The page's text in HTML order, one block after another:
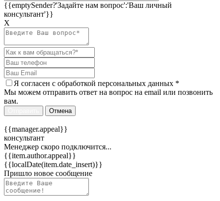
{{emptySender?'Задайте нам вопрос':'Ваш личный
консультант'}}
Х
Я согласен c обработкой персональных данных *
Мы можем отправить ответ на вопрос на email или позвонить
вам.
Отмена
{{manager.appeal}}
консультант
Менеджер скоро подключится...
{{item.author.appeal}}
{{localDate(item.date_insert)}}
Пришло новое сообщение